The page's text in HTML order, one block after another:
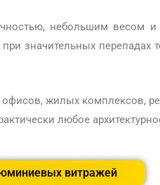
небольшим весом
значительных перепадах
жилых комплексов,
любое
витражей